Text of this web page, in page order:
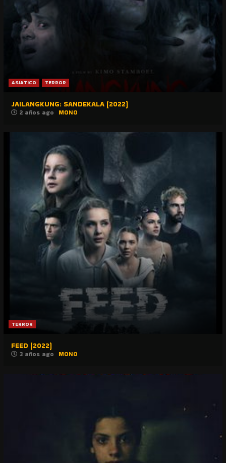
ASIATICO TERROR
JAILANGKUNG: SANDEKALA (2022)
2 años ago MONO
TERROR
FEED (2022)
3 años ago MONO